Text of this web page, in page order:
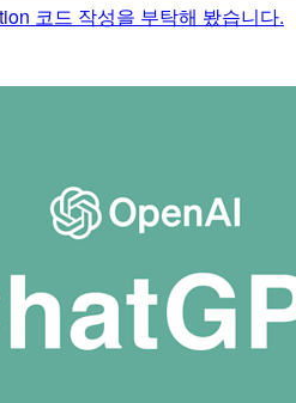
코드 작성을 부탁해 봤습니다.